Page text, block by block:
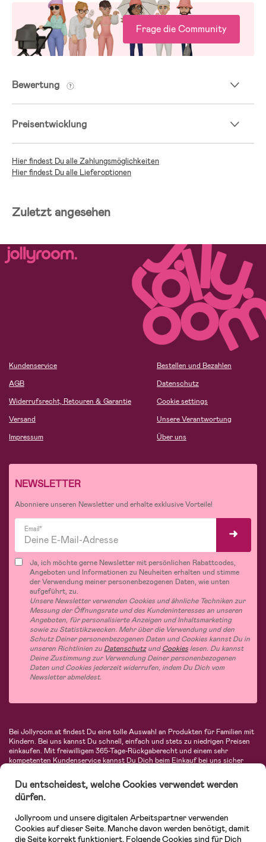
Frage die Community
Bewertung
Preisentwicklung
Hier findest Du alle Zahlungsmöglichkeiten
Hier findest Du alle Lieferoptionen
Zuletzt angesehen
Kundenservice
AGB
Widerrufsrecht, Retouren & Garantie
Versand
Impressum
Bestellen und Bezahlen
Datenschutz
Cookie settings
Unsere Verantwortung
Über uns
NEWSLETTER
Abonniere unseren Newsletter und erhalte exklusive Vorteile!
Email*
Ja, ich möchte gerne Newsletter mit persönlichen Rabattcodes,
Angeboten und Informationen zu Neuheiten erhalten und stimme
der Verwendung meiner personenbezogenen Daten, wie unten
aufgeführt, zu.
Unsere Newsletter verwenden Cookies und ähnliche Techniken zur
Messung der Öffnungsrate und des Kundeninteresses an unseren
Angeboten, für personalisierte Anzeigen und Inhaltsmarketing
sowie zu Statistikzwecken. Mehr über die Verwendung und den
Schutz Deiner personenbezogenen Daten und Cookies kannst Du in
unseren Richtlinien zu DatenschutzundCookies lesen. Du kannst
Deine Zustimmung zur Verwendung Deiner personenbezogenen
Daten und Cookies jederzeit widerrufen, indem Du Dich vom
Newsletter abmeldest.
Bei Jollyroom.at findest Du eine tolle Auswahl an Produkten für Familien mit
Kindern. Bei uns kannst Du schnell, einfach und stets zu niedrigen Preisen
einkaufen. Mit freiwilligem 365-Tage-Rückgaberecht und einem sehr
kompetenten Kundenservice kannst Du Dich beim Einkauf bei uns sicher
Autositze, Kinder- und Babymode, Produkte für Mütter und eine Menge
fantastischer Einrichtungsgegenstände, Spielsachen, Babyprodukte und
vieles mehr. Wir haben Produkte von bekannten Herstellern wie Britax, Maxi-
Avent, Jack Wolfskin, Cybex, LEGO und vielen mehr. Schau Dich um in
unserem vielfältigen Onlineshop für Kinder & Babys. Willkommen!
Du entscheidest, welche Cookies verwendet werden
dürfen.
Jollyroom und unsere digitalen Arbeitspartner verwenden
Cookies auf dieser Seite. Manche davon werden benötigt, damit
die Seite korrekt funktioniert. Folgende Cookies sind für Dich